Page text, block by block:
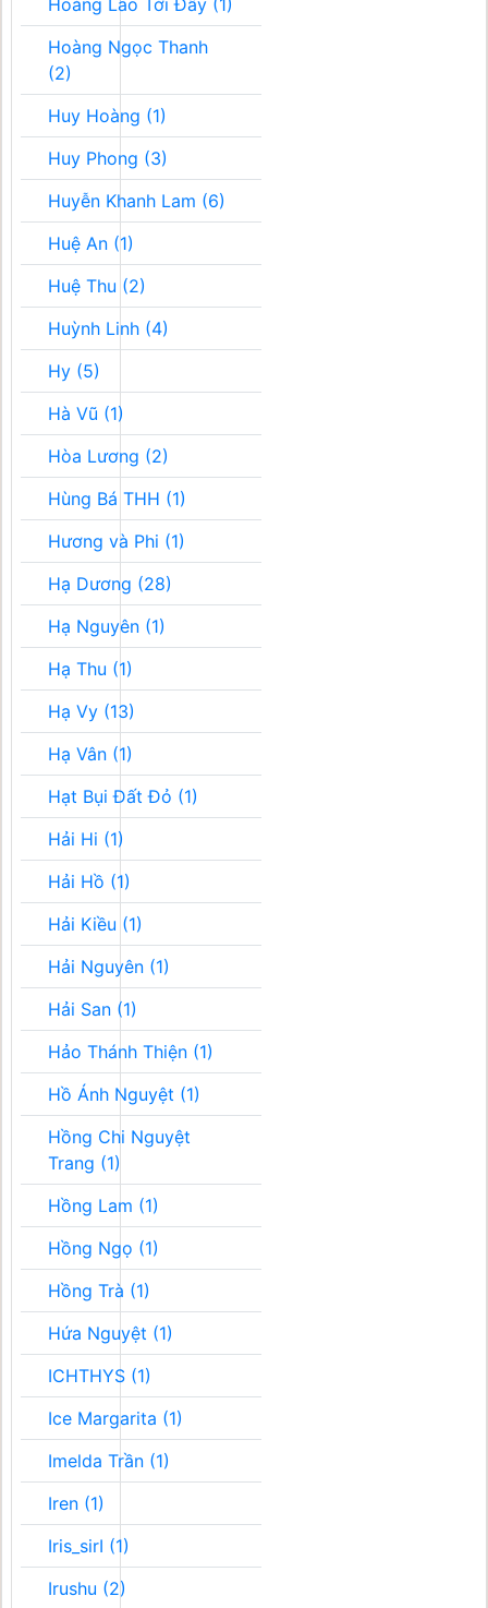
Hoàng Lão Tới Đây (1)
Hoàng Ngọc Thanh
(2)
Huy Hoàng (1)
Huy Phong (3)
Huyễn Khanh Lam (6)
Huệ An (1)
Huệ Thu (2)
Huỳnh Linh (4)
Hy (5)
Hà Vũ (1)
Hòa Lương (2)
Hùng Bá THH (1)
Hương và Phi (1)
Hạ Dương (28)
Hạ Nguyên (1)
Hạ Thu (1)
Hạ Vy (13)
Hạ Vân (1)
Hạt Bụi Đất Đỏ (1)
Hải Hi (1)
Hải Hồ (1)
Hải Kiều (1)
Hải Nguyên (1)
Hải San (1)
Hảo Thánh Thiện (1)
Hồ Ánh Nguyệt (1)
Hồng Chi Nguyệt
Trang (1)
Hồng Lam (1)
Hồng Ngọ (1)
Hồng Trà (1)
Hứa Nguyệt (1)
ICHTHYS (1)
Ice Margarita (1)
Imelda Trần (1)
Iren (1)
Iris_sirI (1)
Irushu (2)